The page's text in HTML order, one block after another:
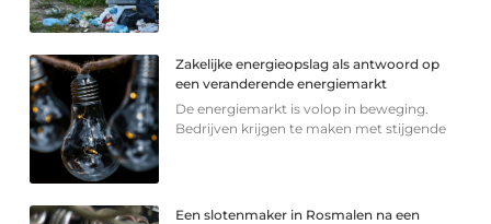
Zakelijke energieopslag als antwoord op
een veranderende energiemarkt
De energiemarkt is volop in beweging.
Bedrijven krijgen te maken met stijgende
Een slotenmaker in Rosmalen na een